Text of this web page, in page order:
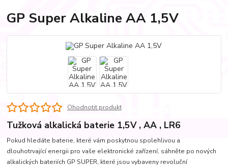
GP Super Alkaline AA 1,5V
Ohodnotit produkt
Tužková alkalická baterie 1,5V , AA , LR6
Pokud hledáte baterie, které vám poskytnou spolehlivou a
dlouhotrvající energii pro vaše elektronické zařízení, sáhněte po nových
alkalických bateriích GP SUPER, které jsou vybaveny revoluční